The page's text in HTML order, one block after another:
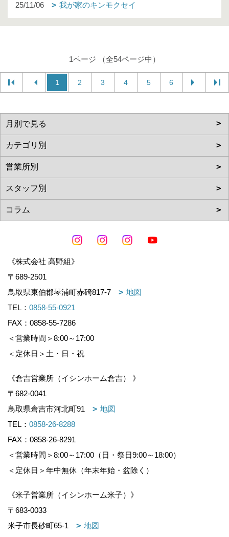
25/11/06 我が家のキンモクセイ
1ページ （全54ページ中）
1 2 3 4 5 6
《株式会社 高野組》
〒689-2501
鳥取県東伯郡琴浦町赤碕817-7
地図
TEL： 0858-55-0921
FAX：0858-55-7286
＜営業時間＞8:00～17:00
＜定休日＞土・日・祝
《倉吉営業所（イシンホーム倉吉） 》
〒682-0041
鳥取県倉吉市河北町91
地図
TEL： 0858-26-8288
FAX：0858-26-8291
＜営業時間＞8:00～17:00（日・祭日9:00～18:00）
＜定休日＞年中無休（年末年始・盆除く）
《米子営業所（イシンホーム米子）》
〒683-0033
米子市長砂町65-1
地図